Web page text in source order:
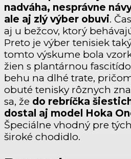
nadváha, nesprávne
ale aj zlý výber obuvi.
aj u bežcov, ktorý
Preto je výber tenisiek
tomto výskume bola
žien s plantárnou
behu na dlhé trate,
obuté tenisky rôznych
sa, že do rebríčka
dostal aj model Hoka
Špeciálne vhodný pre
široké chodidlo.